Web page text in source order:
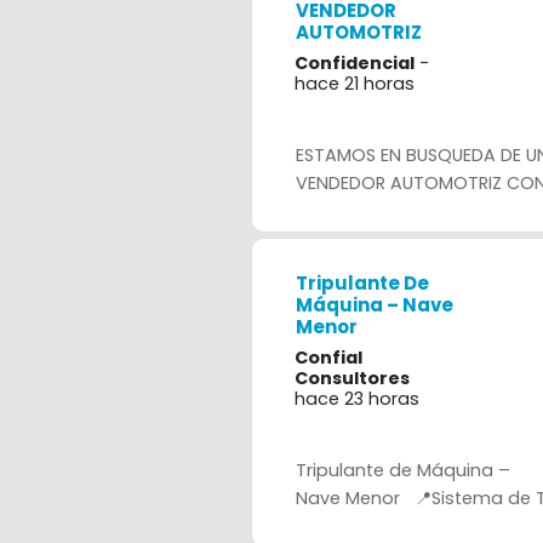
VENDEDOR
AUTOMOTRIZ
Confidencial -
hace 21 horas
ESTAMOS EN BUSQUEDA DE
VENDEDOR AUTOMOTRIZ
Tripulante De
Máquina – Nave
Menor
Confial
Consultores
hace 23 horas
Tripulante de Máquina –
Nave Menor 📍Sistema de